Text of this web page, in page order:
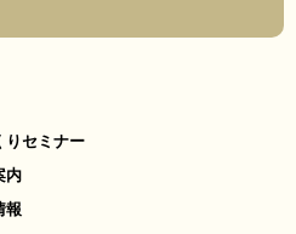
りセミナー
内
報